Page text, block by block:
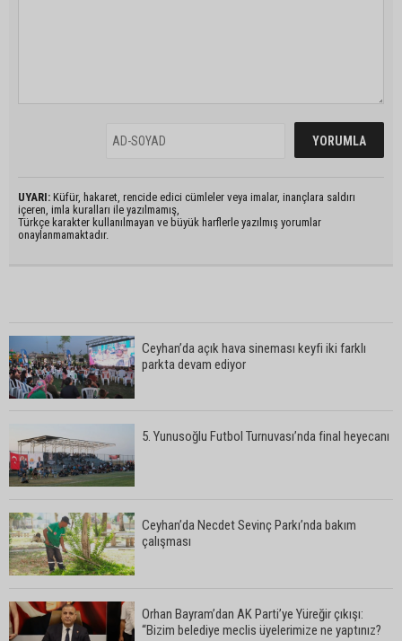
UYARI: Küfür, hakaret, rencide edici cümleler veya imalar, inançlara saldırı
içeren, imla kuralları ile yazılmamış,
Türkçe karakter kullanılmayan ve büyük harflerle yazılmış yorumlar
onaylanmamaktadır.
Ceyhan’da açık hava sineması keyfi iki farklı
parkta devam ediyor
5. Yunusoğlu Futbol Turnuvası’nda final heyecanı
Ceyhan’da Necdet Sevinç Parkı’nda bakım
çalışması
Orhan Bayram’dan AK Parti’ye Yüreğir çıkışı:
“Bizim belediye meclis üyelerimize ne yaptınız?